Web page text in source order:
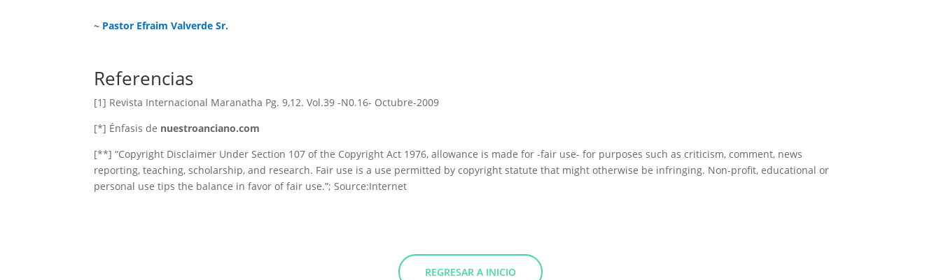
~ Pastor Efraim Valverde Sr.
Referencias
[1] Revista Internacional Maranatha Pg. 9,12. Vol.39 -N0.16- Octubre-2009
[*] Énfasis de nuestroanciano.com
[**] “Copyright Disclaimer Under Section 107 of the Copyright Act 1976, allowance is made for -fair use- for purposes such as criticism, comment, news
reporting, teaching, scholarship, and research. Fair use is a use permitted by copyright statute that might otherwise be infringing. Non-profit, educational or
personal use tips the balance in favor of fair use.”; Source:Internet
REGRESAR A INICIO